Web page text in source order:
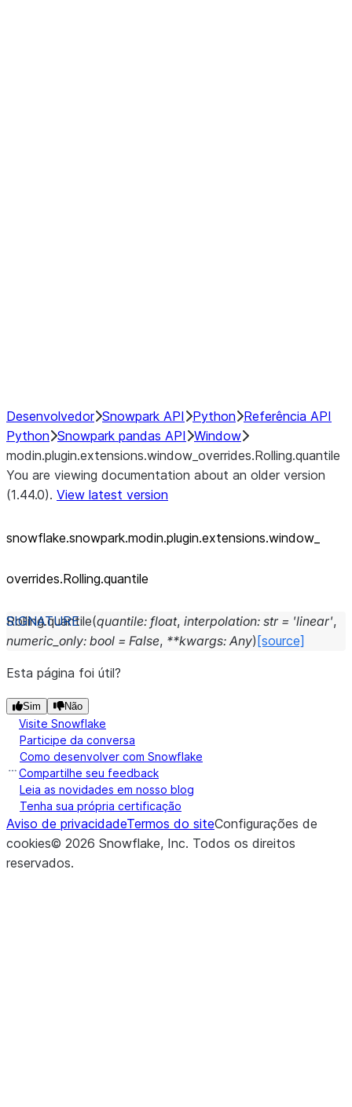
Desenvolvedor Snowpark API Python Referência API
Python Snowpark pandas API Window
modin.plugin.extensions.window_overrides.Rolling.quantile
You are viewing documentation about an older version
(1.44.0). View latest version
snowflake.snowpark.modin.plugin.extensions.window_
overrides.Rolling.quantile
Rolling.quantile(quantile: float, interpolation: str = 'linear',
numeric_only: bool = False, **kwargs: Any) [source]
Esta página foi útil?
Sim Não
Visite Snowflake
Participe da conversa
Como desenvolver com Snowflake
Compartilhe seu feedback
Leia as novidades em nosso blog
Tenha sua própria certificação
Aviso de privacidadeTermos do siteConfigurações de
cookies© 2026 Snowflake, Inc. Todos os direitos
reservados.